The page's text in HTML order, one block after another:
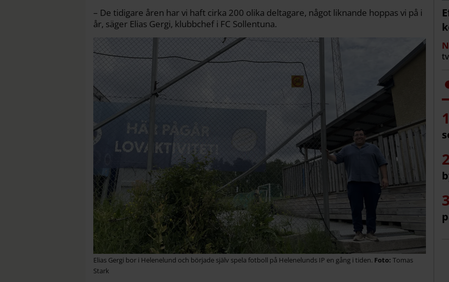
– De tidigare åren har vi haft cirka 200 olika deltagare, något liknande hoppas vi på i
år, säger Elias Gergi, klubbchef i FC Sollentuna.
Elias Gergi bor i Helenelund och började själv spela fotboll på Helenelunds IP en gång i tiden.
Tomas
Stark